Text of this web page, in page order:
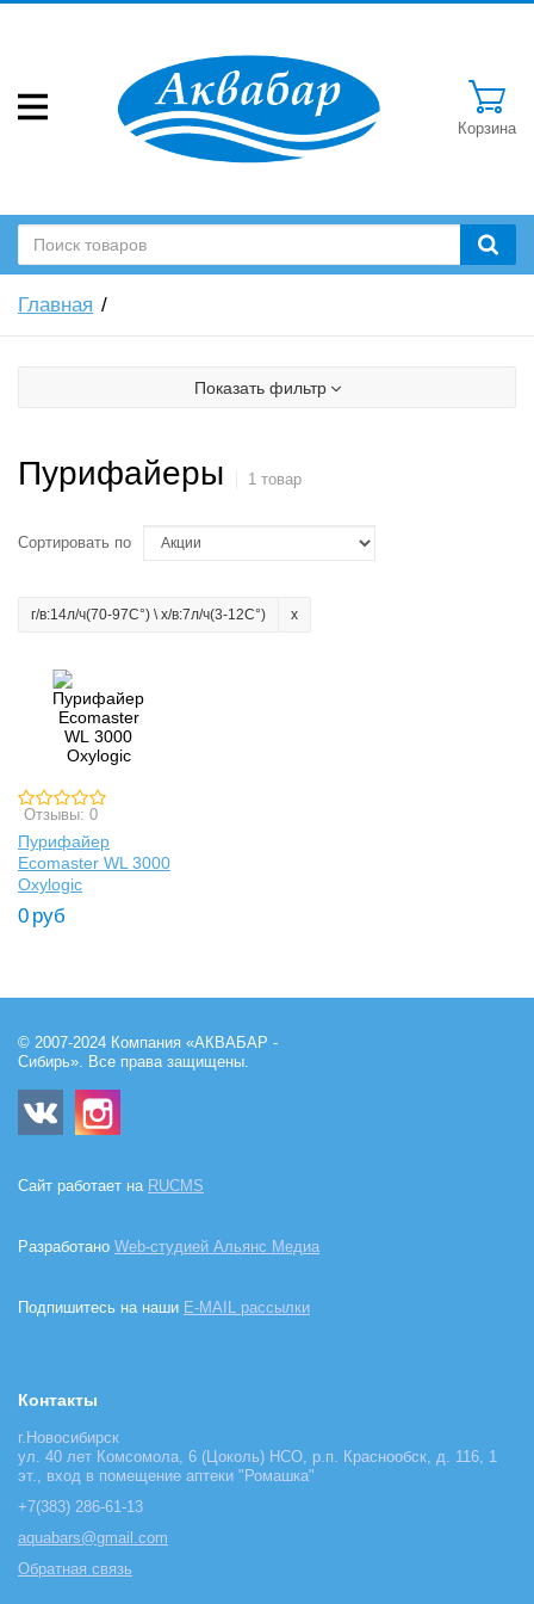
Корзина
Главная
Показать фильтр
Пурифайеры 1 товар
Сортировать по
г/в:14л/ч(70-97C°) \ х/в:7л/ч(3-12C°)
Отзывы: 0
Пурифайер
Ecomaster WL 3000
Oxylogic
0 руб
© 2007-2024 Компания «АКВАБАР -
Сибирь». Все права защищены.
Сайт работает на RUCMS
Разработано Web-студией Альянс Медиа
Подпишитесь на наши E-MAIL рассылки
Контакты
г.Новосибирск
ул. 40 лет Комсомола, 6 (Цоколь) НСО, р.п. Краснообск, д. 116, 1
эт., вход в помещение аптеки "Ромашка"
+7(383) 286-61-13
aquabars@gmail.com
Обратная связь